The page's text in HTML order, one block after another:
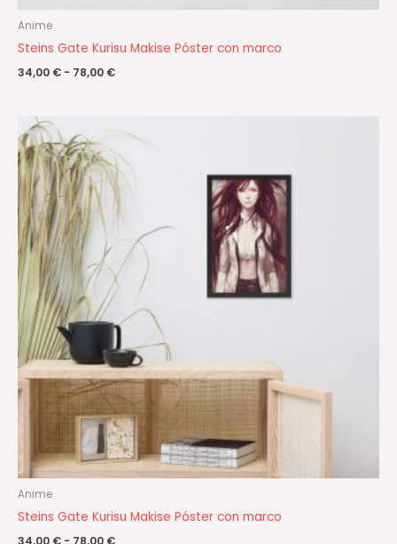
Anime
Steins Gate Kurisu Makise Póster con marco
34,00 € - 78,00 €
Anime
Steins Gate Kurisu Makise Póster con marco
de
desde
34,00 €
hasta
78,00 €